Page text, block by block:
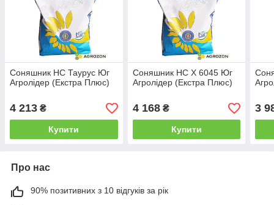
Соняшник НС Таурус Юг
Агролідер (Екстра Плюс)
4 213 ₴
Купити
Соняшник НС Х 6045 Юг
Агролідер (Екстра Плюс)
4 168₴
Купити
3
Про нас
90% позитивних з 10 відгуків за рік